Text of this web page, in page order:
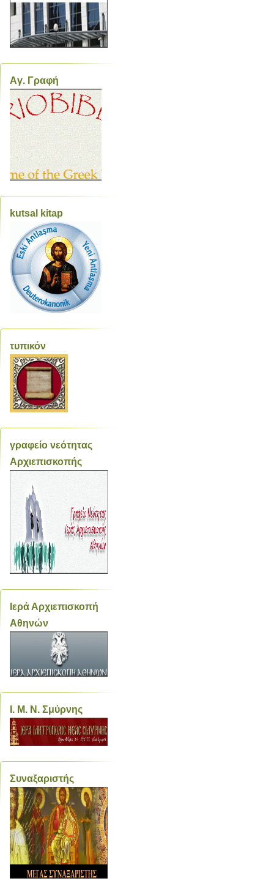
Aγ. Γραφή
kutsal kitap
τυπικόν
γραφείο νεότητας
Αρχιεπισκοπής
Ιερά Αρχιεπισκοπή
Αθηνών
Ι. Μ. Ν. Σμύρνης
Συναξαριστής